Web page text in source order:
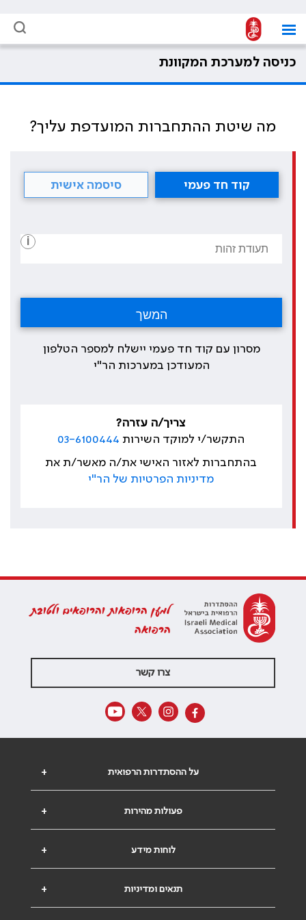
כניסה למערכת המקוונת
מה שיטת ההתחברות המועדפת עליך?
קוד חד פעמי סיסמה אישית
i
מסרון עם קוד חד פעמי יישלח למספר הטלפון
המעודכן במערכות הר"י
צריך/ה עזרה?
התקשר/י למוקד השירות 03-6100444
בהתחברות לאזור האישי את/ה מאשר/ת את
מדיניות הפרטיות של הר"י
למען הרופאות והרופאים ולטובת
הרפואה
צרו קשר
+ על ההסתדרות הרפואית
+ פעולות מהירות
+ לוחות מידע
+ תנאים ומדיניות